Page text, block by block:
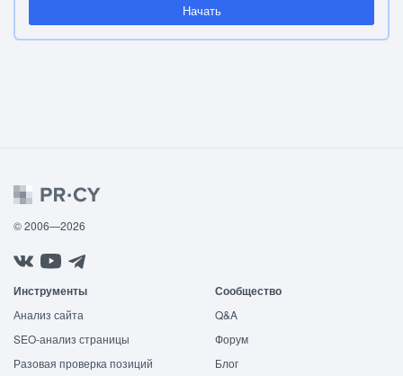
Начать
© 2006—2026
Инструменты
Анализ сайта
SEO-анализ страницы
Разовая проверка позиций
Сообщество
Q&A
Форум
Блог